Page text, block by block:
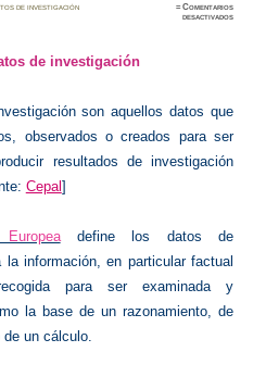
de investigación ≈Comentarios
desactivadosen
de investigación
son aquellos datos que
observados o creados para ser
resultados de investigación
Cepal]
define los datos de
la información, en particular factual
para ser examinada y
la base de un razonamiento, de
un cálculo.